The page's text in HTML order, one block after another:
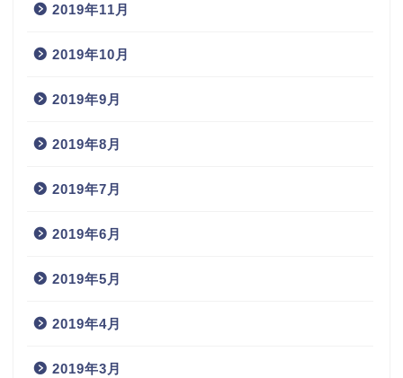
2019年11月
2019年10月
2019年9月
2019年8月
2019年7月
2019年6月
2019年5月
2019年4月
2019年3月